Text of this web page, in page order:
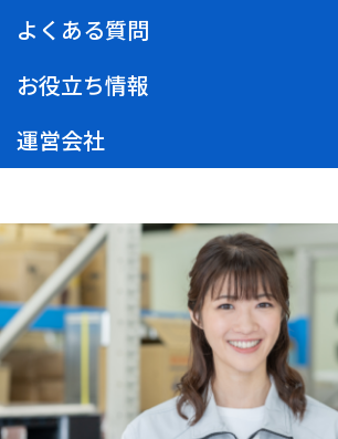
よくある質問
お役立ち情報
運営会社